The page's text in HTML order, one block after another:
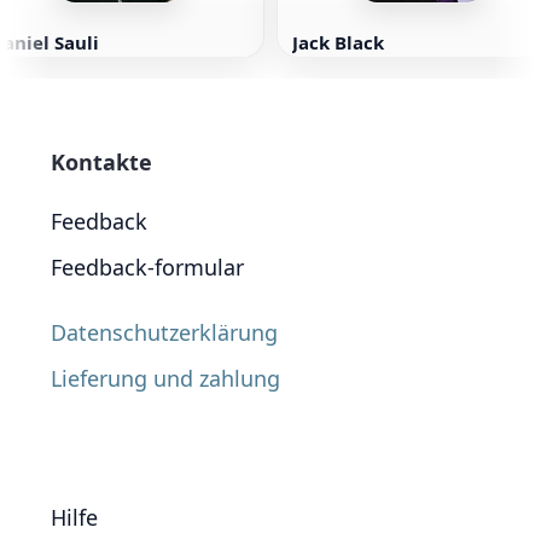
Sauli Jack Black
Kontakte
Feedback
Feedback-formular
Datenschutzerklärung
Lieferung und zahlung
Hilfe